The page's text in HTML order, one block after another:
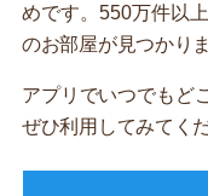
めです。550万件以
のお部屋が見つかりま
アプリでいつでもど
ぜひ利用してみてくだ